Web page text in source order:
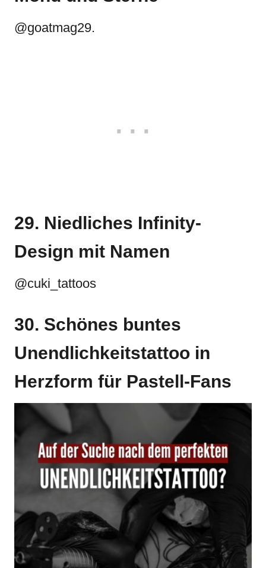
@goatmag29.
29. Niedliches Infinity-
Design mit Namen
@cuki_tattoos
30. Schönes buntes
Unendlichkeitstattoo in
Herzform für Pastell-Fans